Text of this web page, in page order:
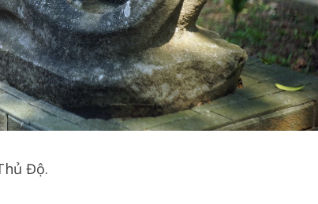
Độ.